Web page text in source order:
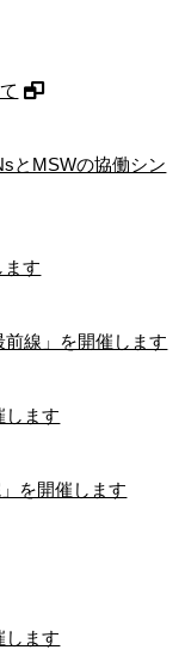
とMSWの協働シン
ます
線」を開催します
します
を開催します
します